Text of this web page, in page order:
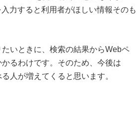
力すると利用者がほしい情報そのも
いときに、検索の結果からWebペ
るわけです。そのため、今後は
人が増えてくると思います。